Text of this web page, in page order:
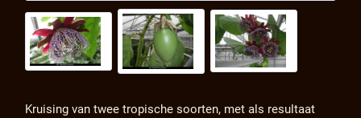
Kruising van twee tropische soorten, met als resultaat